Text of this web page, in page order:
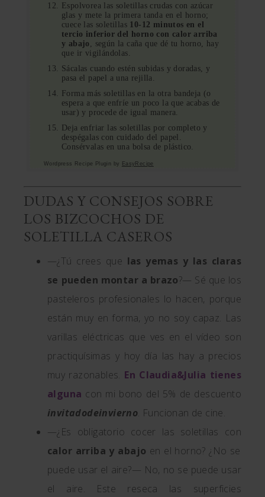
Espolvorea las soletillas crudas con azúcar
glas y mete la primera tanda en el horno;
cuece las soletillas 10-12 minutos en el
tercio inferior del horno con calor arriba
y abajo
, según la caña que dé tu horno, hay
que ir vigilándolas.
Sácalas cuando estén subidas y doradas, y
pasa el papel a una rejilla.
Forma más soletillas en la otra bandeja (o
espera a que enfríe un poco la que acabas de
usar) y procede de igual manera.
Deja enfriar las soletillas por completo y
despégalas con cuidado del papel.
Consérvalas en una bolsa de plástico.
Wordpress Recipe Plugin by EasyRecipe
DUDAS Y CONSEJOS SOBRE
LOS BIZCOCHOS DE
SOLETILLA CASEROS
—¿Tú crees que las yemas y las claras
se pueden montar a brazo?— Sé que los
pasteleros profesionales lo hacen, porque
están muy en forma, yo no soy capaz. Las
varillas eléctricas que ves en el vídeo son
practiquísimas y hoy día las hay a precios
muy razonables. En Claudia&Julia tienes
alguna con mi bono del 5% de descuento
invitadodeinvierno. Funcionan de cine.
—¿Es obligatorio cocer las soletillas con
calor arriba y abajo en el horno? ¿No se
puede usar el aire?— No, no se puede usar
el aire. Este reseca las superficies